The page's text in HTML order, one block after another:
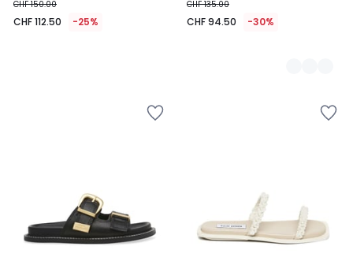
CHF 150.00
CHF 112.50 -25%
CHF 135.00
CHF 94.50 -30%